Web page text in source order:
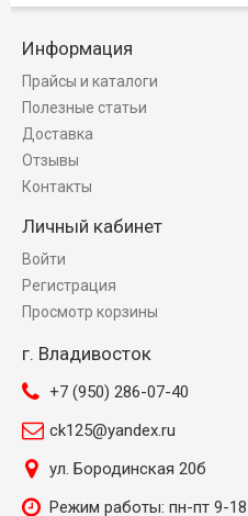
Информация
Прайсы и каталоги
Полезные статьи
Доставка
Отзывы
Контакты
Личный кабинет
Войти
Регистрация
Просмотр корзины
г. Владивосток
+7 (950) 286-07-40
ck125@yandex.ru
ул. Бородинская 20б
Режим работы: пн-пт 9-18